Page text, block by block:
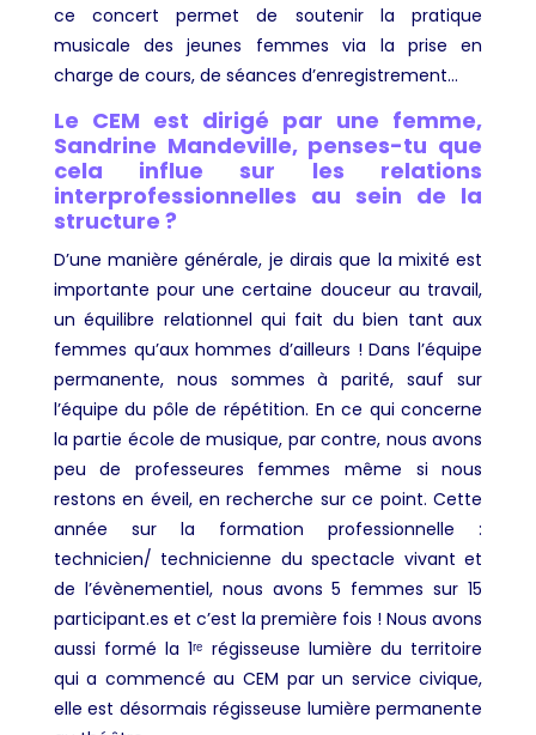
ce concert permet de soutenir la pratique
musicale des jeunes femmes via la prise en
charge de cours, de séances d’enregistrement…
Le CEM est dirigé par une femme,
Sandrine Mandeville, penses-tu que
cela influe sur les relations
interprofessionnelles au sein de la
structure ?
D’une manière générale, je dirais que la mixité est
importante pour une certaine douceur au travail,
un équilibre relationnel qui fait du bien tant aux
femmes qu’aux hommes d’ailleurs ! Dans l’équipe
permanente, nous sommes à parité, sauf sur
l’équipe du pôle de répétition. En ce qui concerne
la partie école de musique, par contre, nous avons
peu de professeures femmes même si nous
restons en éveil, en recherche sur ce point. Cette
année sur la formation professionnelle :
technicien/ technicienne du spectacle vivant et
de l’évènementiel, nous avons 5 femmes sur 15
participant.es et c’est la première fois ! Nous avons
aussi formé la 1ʳᵉ régisseuse lumière du territoire
qui a commencé au CEM par un service civique,
elle est désormais régisseuse lumière permanente